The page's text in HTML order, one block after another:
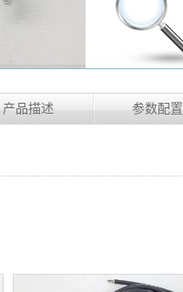
产品描述 参数配置